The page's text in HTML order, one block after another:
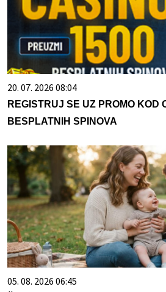
20. 07. 2026 08:04
REGISTRUJ SE UZ PROMO KOD
BESPLATNIH SPINOVA
05. 08. 2026 06:45